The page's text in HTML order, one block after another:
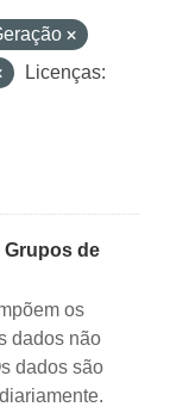
Licenças:
Grupos de
os
dados não
dados são